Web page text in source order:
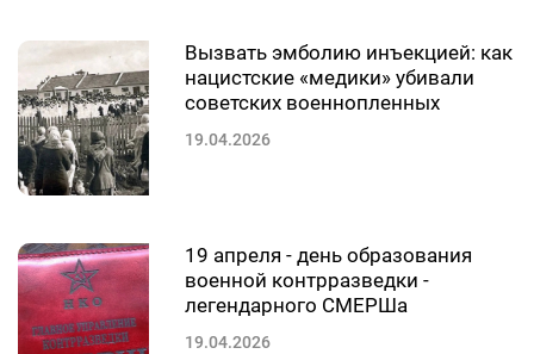
Вызвать эмболию инъекцией: как
нацистские «медики» убивали
советских военнопленных
19.04.2026
19 апреля - день образования
военной контрразведки -
легендарного СМЕРШа
19.04.2026